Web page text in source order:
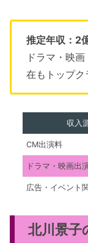
推定年収：2
ドラマ・映
在もトップク
収入
CM出演料
ドラマ・映画出
広告・イベント
北川景子